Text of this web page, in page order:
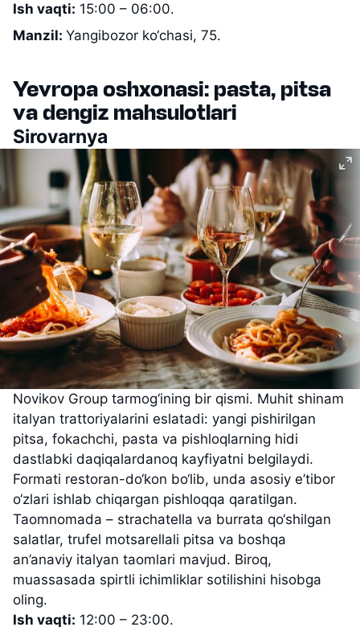
Ish vaqti: 15:00 – 06:00.
Manzil: Yangibozor ko‘chasi, 75.
Yevropa oshxonasi: pasta, pitsa
va dengiz mahsulotlari
Sirovarnya
Novikov Group tarmog‘ining bir qismi. Muhit shinam
italyan trattoriyalarini eslatadi: yangi pishirilgan
pitsa, fokachchi, pasta va pishloqlarning hidi
dastlabki daqiqalardanoq kayfiyatni belgilaydi.
Formati restoran-do‘kon bo‘lib, unda asosiy e’tibor
o‘zlari ishlab chiqargan pishloqqa qaratilgan.
Taomnomada – strachatella va burrata qo‘shilgan
salatlar, trufel motsarellali pitsa va boshqa
an’anaviy italyan taomlari mavjud. Biroq,
muassasada spirtli ichimliklar sotilishini hisobga
oling.
Ish vaqti: 12:00 – 23:00.